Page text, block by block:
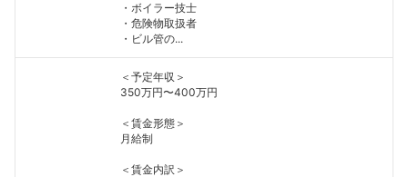
・ボイラー技士
・危険物取扱者
・ビル管の...
＜予定年収＞
350万円〜400万円
＜賃金形態＞
月給制
＜賃金内訳＞